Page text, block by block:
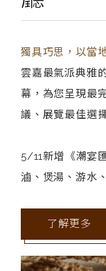
獨具巧思，以當
雲嘉最氣派典雅
幕，為您呈現最
議、展覽最佳選
5/11新增《潮宴
滷、煲湯、游水
了解更多